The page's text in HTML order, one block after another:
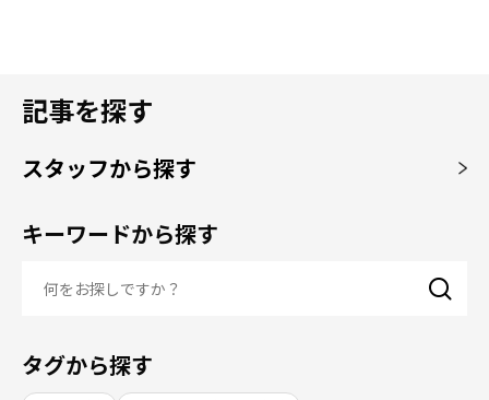
記事を探す
スタッフから探す
キーワードから探す
タグから探す